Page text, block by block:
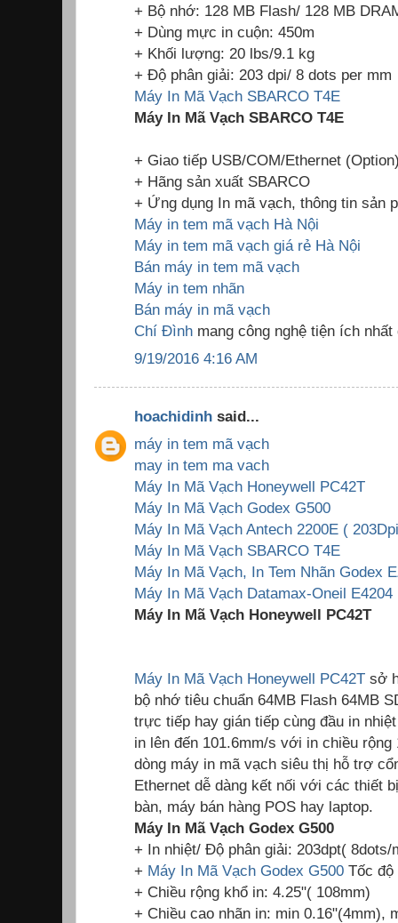
+ Bộ nhớ: 128 MB Flash/ 128 MB
+ Dùng mực in cuộn: 450m
+ Khối lượng: 20 lbs/9.1 kg
+ Độ phân giải: 203 dpi/ 8 dots per mm
Máy In Mã Vạch SBARCO T4E
Máy In Mã Vạch SBARCO T4E
+ Giao tiếp USB/COM/Ethernet
+ Hãng sản xuất SBARCO
+ Ứng dụng In mã vạch, thông tin sản
Máy in tem mã vạch Hà Nội
Máy in tem mã vạch giá rẻ Hà Nội
Bán máy in tem mã vạch
Máy in tem nhãn
Bán máy in mã vạch
Chí Đình mang công nghệ tiện ích nhất
9/19/2016 4:16 AM
hoachidinh said...
máy in tem mã vạch
may in tem ma vach
Máy In Mã Vạch Honeywell PC42T
Máy In Mã Vạch Godex G500
Máy In Mã Vạch Antech 2200E (
Máy In Mã Vạch SBARCO T4E
Máy In Mã Vạch, In Tem Nhãn Godex
Máy In Mã Vạch Datamax-Oneil
Máy In Mã Vạch Honeywell PC42T
Máy In Mã Vạch Honeywell PC42T sở
bộ nhớ tiêu chuẩn 64MB Flash 64MB
trực tiếp hay gián tiếp cùng đầu in
in lên đến 101.6mm/s với in chiều
dòng máy in mã vạch siêu thị hỗ trợ
Ethernet dễ dàng kết nối với các thiết
bàn, máy bán hàng POS hay laptop.
Máy In Mã Vạch Godex G500
+ In nhiệt/ Độ phân giải: 203dpt( 8dots/
+ Máy In Mã Vạch Godex G500 Tốc
+ Chiều rộng khổ in: 4.25"( 108mm)
+ Chiều cao nhãn in: min 0.16"(4mm),